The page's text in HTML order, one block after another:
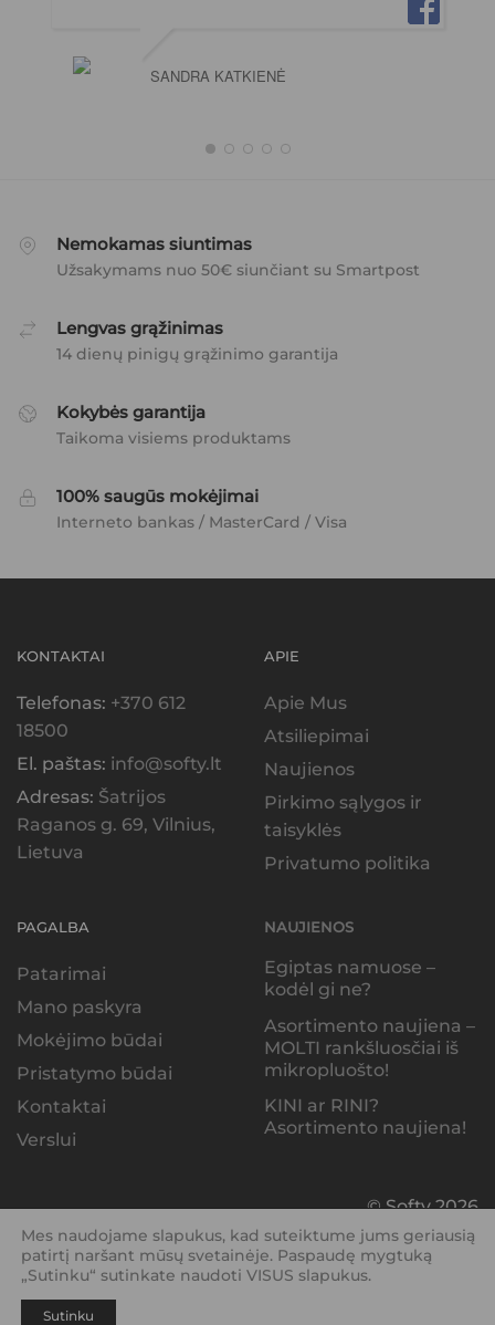
SANDRA KATKIENĖ
Nemokamas siuntimas
Užsakymams nuo 50€ siunčiant su Smartpost
Lengvas grąžinimas
14 dienų pinigų grąžinimo garantija
Kokybės garantija
Taikoma visiems produktams
100% saugūs mokėjimai
Interneto bankas / MasterCard / Visa
KONTAKTAI
Telefonas: +370 612
18500
El. paštas: info@softy.lt
Adresas: Šatrijos
Raganos g. 69, Vilnius,
Lietuva
APIE
Apie Mus
Atsiliepimai
Naujienos
Pirkimo sąlygos ir
taisyklės
Privatumo politika
PAGALBA
Patarimai
Mano paskyra
Mokėjimo būdai
Pristatymo būdai
Kontaktai
Verslui
NAUJIENOS
Egiptas namuose –
kodėl gi ne?
Asortimento naujiena –
MOLTI rankšluosčiai iš
mikropluošto!
KINI ar RINI?
Asortimento naujiena!
© Softy 2026
Mes naudojame slapukus, kad suteiktume jums geriausią
patirtį naršant mūsų svetainėje. Paspaudę mygtuką
„Sutinku“ sutinkate naudoti VISUS slapukus.
Sutinku